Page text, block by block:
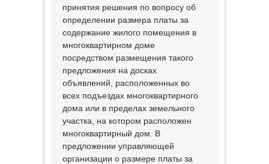
принятия решения по вопросу об
определении размера платы за
содержание жилого помещения в
многоквартирном доме
посредством размещения такого
предложения на досках
объявлений, расположенных во
всех подъездах многоквартирного
дома или в пределах земельного
участка, на котором расположен
многоквартирный дом. В
предложении управляющей
организации о размере платы за